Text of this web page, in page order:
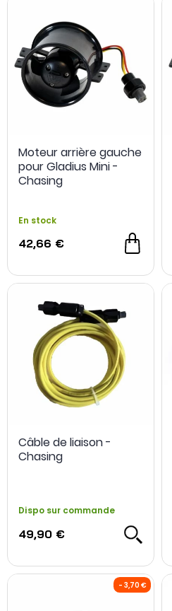
Moteur arrière gauche
pour Gladius Mini -
Chasing
En stock
42,66 €
Câble de liaison -
Chasing
Dispo sur commande
49,90 €